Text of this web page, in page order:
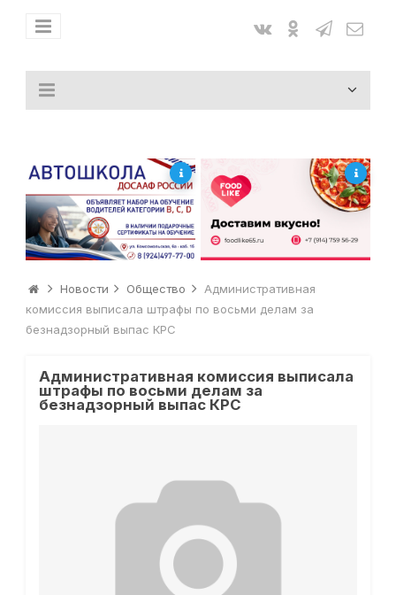
Новости Общество
Административная
комиссия выписала штрафы по восьми делам за
безнадзорный выпас КРС
Административная комиссия выписала
штрафы по восьми делам за
безнадзорный выпас КРС